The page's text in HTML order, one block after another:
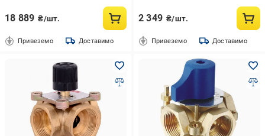
18 889 ₴/шт.
Привеземо Доставимо
2 349 ₴/шт.
Привеземо Доставимо